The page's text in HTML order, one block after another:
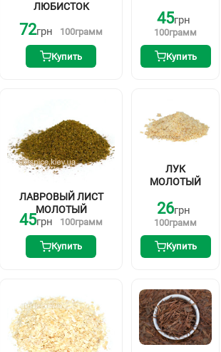
ЛЮБИСТОК
72грн 100грамм
Купить
45грн
100грамм
Купить
ЛАВРОВЫЙ ЛИСТ
МОЛОТЫЙ
45грн 100грамм
Купить
ЛУК
МОЛОТЫЙ
26грн
100грамм
Купить